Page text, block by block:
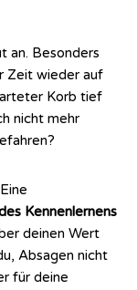
an. Besonders
Zeit wieder auf
Korb tief
nicht mehr
Kennenlernens
deinen Wert
Absagen nicht
für deine